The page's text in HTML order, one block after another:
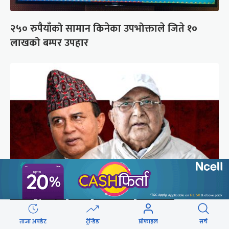
२५० रुपैयाँको सामान किनेका उपभोक्ताले जिते १०
लाखको बम्पर उपहार
गुन्डुमा अड्किए एमाले पुनर्गठनका प्रस्तावहरू
ताजा अपडेट ट्रेन्डिङ प्रोफाइल सर्च